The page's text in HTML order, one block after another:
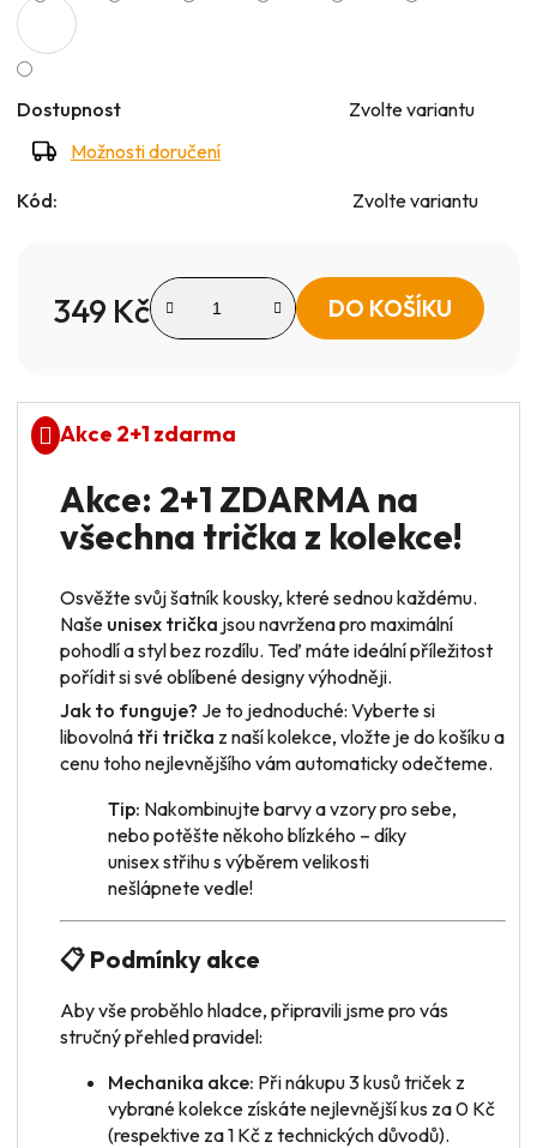
Dostupnost
Zvolte variantu
Možnosti doručení
Kód: Zvolte variantu
349 Kč DO KOŠÍKU
Akce 2+1 zdarma
Akce: 2+1 ZDARMA na
všechna trička z kolekce!
Osvěžte svůj šatník kousky, které sednou každému.
Naše unisex trička jsou navržena pro maximální
pohodlí a styl bez rozdílu. Teď máte ideální příležitost
pořídit si své oblíbené designy výhodněji.
Jak to funguje? Je to jednoduché: Vyberte si
libovolná tři trička z naší kolekce, vložte je do košíku a
cenu toho nejlevnějšího vám automaticky odečteme.
Tip: Nakombinujte barvy a vzory pro sebe,
nebo potěšte někoho blízkého – díky
unisex střihu s výběrem velikosti
nešlápnete vedle!
📋 Podmínky akce
Aby vše proběhlo hladce, připravili jsme pro vás
stručný přehled pravidel:
Mechanika akce: Při nákupu 3 kusů triček z
vybrané kolekce získáte nejlevnější kus za 0 Kč
(respektive za 1 Kč z technických důvodů).